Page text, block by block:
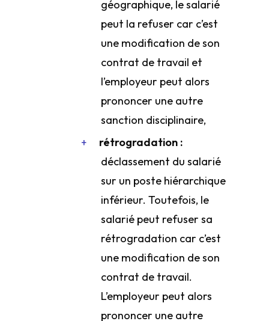
géographique, le salarié
peut la refuser car c’est
une modification de son
contrat de travail et
l’employeur peut alors
prononcer une autre
sanction disciplinaire,
rétrogradation :
déclassement du salarié
sur un poste hiérarchique
inférieur. Toutefois, le
salarié peut refuser sa
rétrogradation car c’est
une modification de son
contrat de travail.
L’employeur peut alors
prononcer une autre